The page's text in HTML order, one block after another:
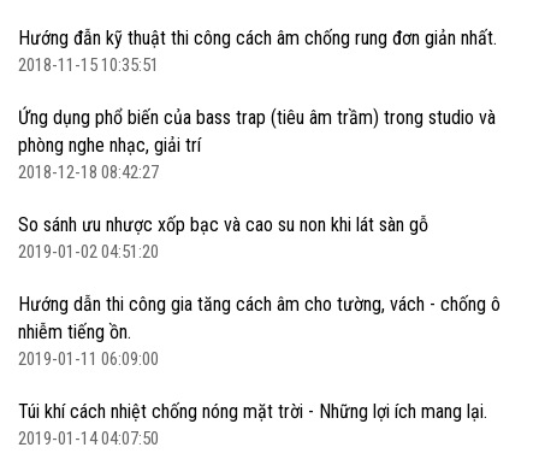
Hướng đẫn kỹ thuật thi công cách âm chống rung đơn giản nhất.
2018-11-15 10:35:51
Ứng dụng phổ biến của bass trap (tiêu âm trầm) trong studio và
phòng nghe nhạc, giải trí
2018-12-18 08:42:27
So sánh ưu nhược xốp bạc và cao su non khi lát sàn gỗ
2019-01-02 04:51:20
Hướng dẫn thi công gia tăng cách âm cho tường, vách - chống ô
nhiễm tiếng ồn.
2019-01-11 06:09:00
Túi khí cách nhiệt chống nóng mặt trời - Những lợi ích mang lại.
2019-01-14 04:07:50